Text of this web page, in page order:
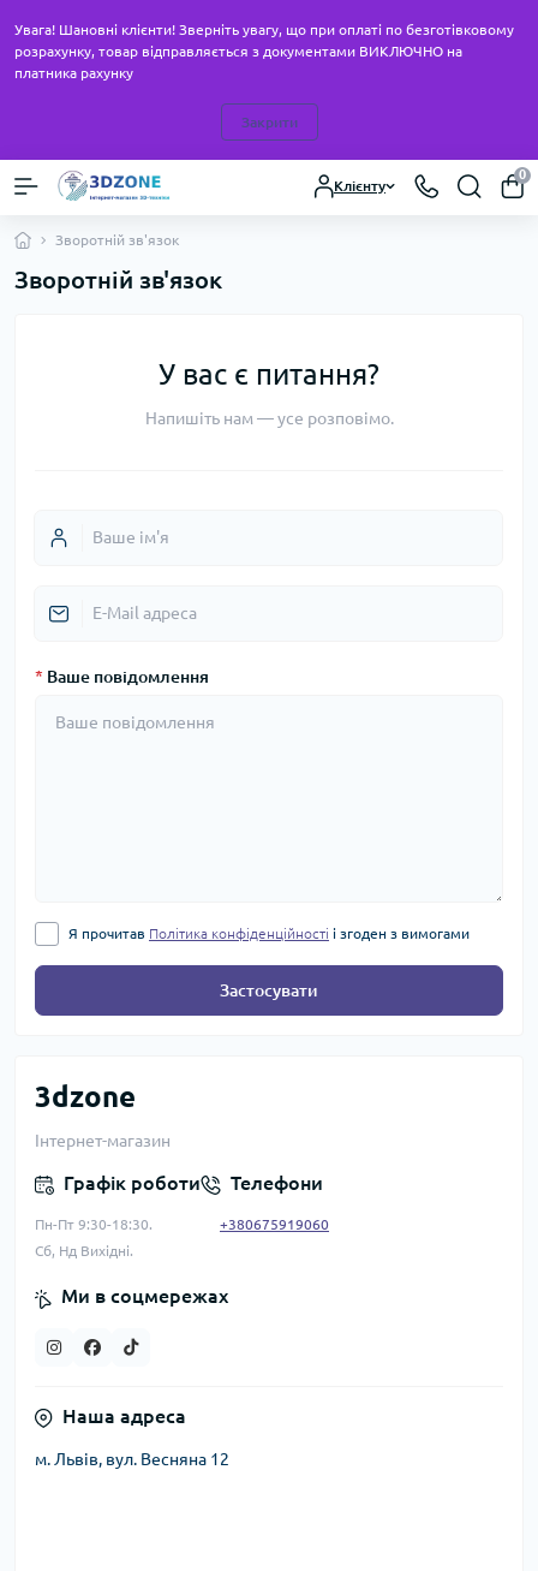
Увага! Шановні клієнти! Зверніть увагу, що при оплаті по безготівковому
розрахунку, товар відправляється з документами ВИКЛЮЧНО на
платника рахунку
Закрити
Клієнту
0
Зворотній зв'язок
Зворотній зв'язок
3dzone
Інтернет-магазин
Графік роботи
Пн-Пт 9:30-18:30.
Сб, Нд Вихідні.
Телефони
+380675919060
Ми в соцмережах
Наша адреса
м. Львів, вул. Весняна 12
У вас є питання?
Напишіть нам — усе розповімо.
* Ваше повідомлення
Я прочитав Політика конфіденційності і згоден з вимогами
Застосувати